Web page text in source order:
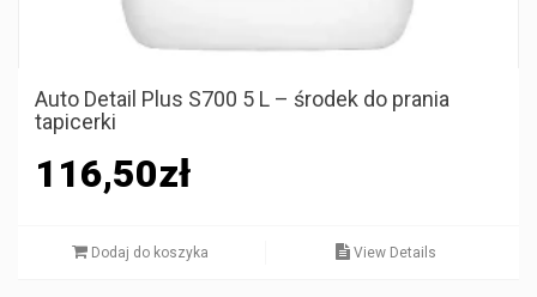
Auto Detail Plus S700 5 L – środek do prania
tapicerki
116,50zł
Dodaj do koszyka View Details